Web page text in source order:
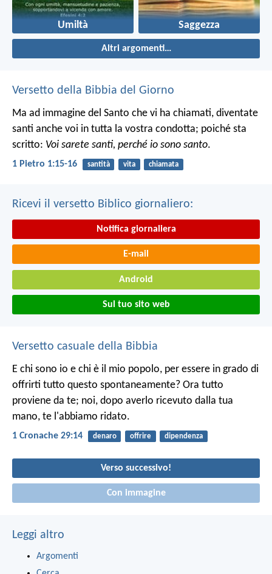
Umiltà Saggezza
Altri argomenti…
Versetto della Bibbia del Giorno
Ma ad immagine del Santo che vi ha chiamati, diventate
santi anche voi in tutta la vostra condotta; poiché sta
scritto: Voi sarete santi, perché io sono santo.
1 Pietro 1:15-16 santità vita chiamata
Ricevi il versetto Biblico giornaliero:
Notifica giornaliera
E-mail
Android
Sul tuo sito web
Versetto casuale della Bibbia
E chi sono io e chi è il mio popolo, per essere in grado di
offrirti tutto questo spontaneamente? Ora tutto
proviene da te; noi, dopo averlo ricevuto dalla tua
mano, te l'abbiamo ridato.
1 Cronache 29:14 denaro offrire dipendenza
Verso successivo!
Con immagine
Leggi altro
Argomenti